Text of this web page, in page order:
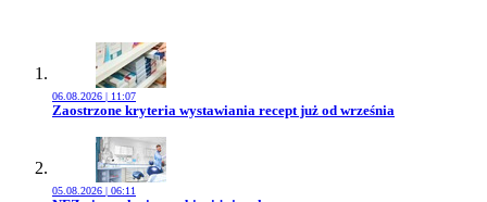
06.08.2026 | 11:07
Przejdź do artykułu:
Zaostrzone kryteria wystawiania recept już od września
05.08.2026 | 06:11